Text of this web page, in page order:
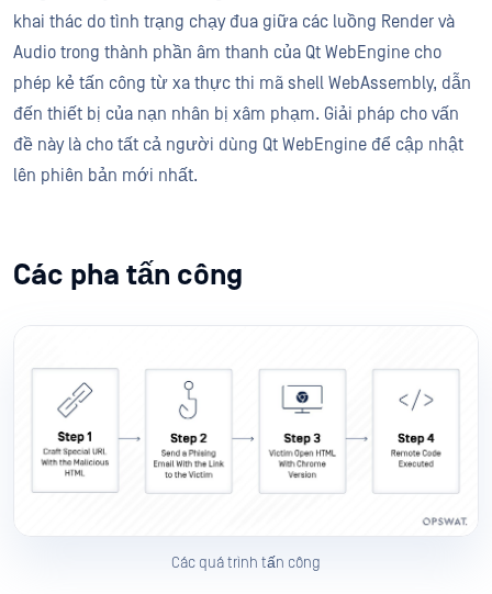
khai thác do tình trạng chạy đua giữa các luồng Render và
Audio trong thành phần âm thanh của Qt WebEngine cho
phép kẻ tấn công từ xa thực thi mã shell WebAssembly, dẫn
đến thiết bị của nạn nhân bị xâm phạm. Giải pháp cho vấn
đề này là cho tất cả người dùng Qt WebEngine để cập nhật
lên phiên bản mới nhất.
Các pha tấn công
Các quá trình tấn công